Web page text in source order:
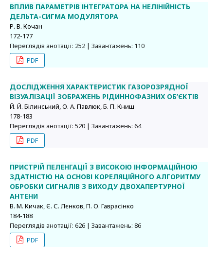
ВПЛИВ ПАРАМЕТРІВ ІНТЕГРАТОРА НА НЕЛІНІЙНІСТЬ
ДЕЛЬТА-СИГМА МОДУЛЯТОРА
Р. В. Кочан
172-177
Переглядів анотації: 252 | Завантажень: 110
PDF
ДОСЛІДЖЕННЯ ХАРАКТЕРИСТИК ГАЗОРОЗРЯДНОЇ
ВІЗУАЛІЗАЦІЇ ЗОБРАЖЕНЬ РІДИННОФАЗНИХ ОБ’ЄКТІВ
Й. Й. Білинський, О. А. Павлюк, Б. П. Книш
178-183
Переглядів анотації: 520 | Завантажень: 64
PDF
ПРИСТРІЙ ПЕЛЕНГАЦІЇ З ВИСОКОЮ ІНФОРМАЦІЙНОЮ
ЗДАТНІСТЮ НА ОСНОВІ КОРЕЛЯЦІЙНОГО АЛГОРИТМУ
ОБРОБКИ СИГНАЛІВ З ВИХОДУ ДВОХАПЕРТУРНОЇ
АНТЕНИ
В. М. Кичак, Є. С. Лєнков, П. О. Гаврасінко
184-188
Переглядів анотації: 626 | Завантажень: 86
PDF